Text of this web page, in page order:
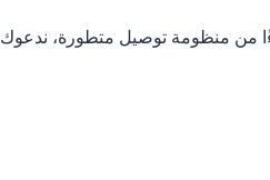
من منظومة توصيل متطورة، ندعوك